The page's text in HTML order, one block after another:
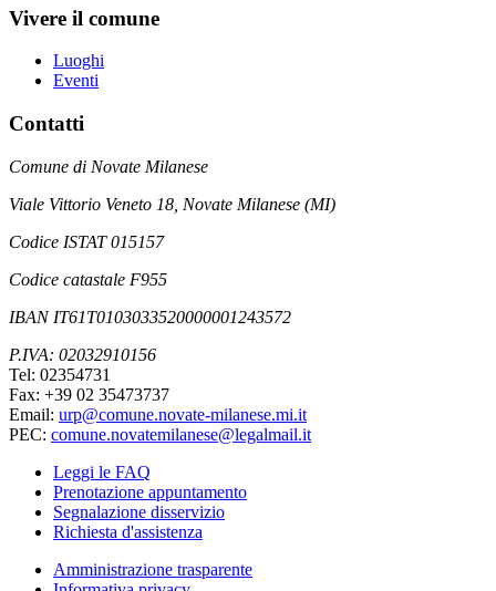
Vivere il comune
Luoghi
Eventi
Contatti
Comune di Novate Milanese
Viale Vittorio Veneto 18, Novate Milanese (MI)
Codice ISTAT 015157
Codice catastale F955
IBAN IT61T0103033520000001243572
P.IVA: 02032910156
Tel: 02354731
Fax: +39 02 35473737
Email: urp@comune.novate-milanese.mi.it
PEC: comune.novatemilanese@legalmail.it
Leggi le FAQ
Prenotazione appuntamento
Segnalazione disservizio
Richiesta d'assistenza
Amministrazione trasparente